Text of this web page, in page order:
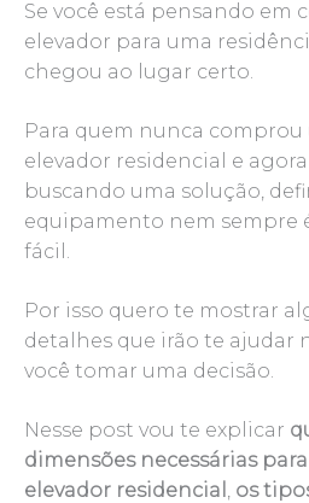
Se você está pensando em
elevador para uma
chegou ao lugar certo.
Para quem nunca comprou
elevador residencial e agora
buscando uma solução,
equipamento nem sempre
fácil.
Por isso quero te mostrar
detalhes que irão te ajudar
você tomar uma decisão.
Nesse post vou te explicar
dimensões necessárias
elevador residencial
os